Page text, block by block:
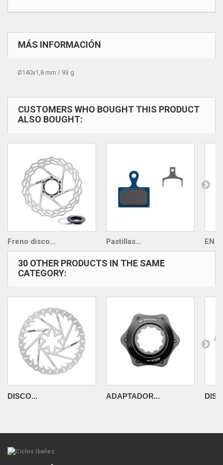
MÁS INFORMACIÓN
Ø140x1,8 mm / 93 g
CUSTOMERS WHO BOUGHT THIS PRODUCT
ALSO BOUGHT:
Freno disco... Pastillas... EN
30 OTHER PRODUCTS IN THE SAME
CATEGORY:
DISCO... ADAPTADOR...